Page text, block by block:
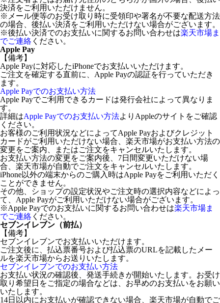
決済をご利用いただけません。
※メール便等のお受け取り時に受領印や署名が不要な配送方法
の場合、後払い決済をご利用いただけない場合がございます。
※後払い決済でのお支払いに関するお問い合わせは楽天市場ま
でご連絡 ください。
Apple Pay
【備考】
Apple Payに対応したiPhoneでお支払いいただけます。
ご注文を確定する直前に、Apple Payの認証を行っていただき
ます。
Apple Payでのお支払い方法
Apple Payでご利用できるカードは発行会社によって異なりま
す。
詳細はApple Payでのお支払い方法よりAppleのサイトをご確認
ください。
お客様のご利用状況などによってApple Payおよびクレジット
カードがご利用いただけない場合、楽天市場がお支払い方法の
変更をご案内、またはご注文をキャンセルいたします。
お支払い方法の変更をご案内後、7日間変更いただけない場
合、楽天市場が自動でご注文をキャンセルいたします。
iPhone以外の端末からのご購入時はApple Payをご利用いただく
ことができません。
その他、ショップの設定状況やご注文時の選択内容などによっ
て、Apple Payがご利用いただけない場合がございます。
※Apple Payでのお支払いに関するお問い合わせは楽天市場ま
でご連絡 ください。
セブンイレブン（前払）
【備考】
セブンイレブンでお支払いいただけます。
ご注文後に、払込票番号および払込票のURLを記載したメー
ルを楽天市場からお送りいたします。
セブンイレブンでのお支払い方法
お支払い状況の確認後、発送手続きが開始いたします。お受け
取り希望日をご指定の場合などは、お早めのお支払いをお願い
いたします。
14日以内にお支払いが確認できない場合、楽天市場が自動でご